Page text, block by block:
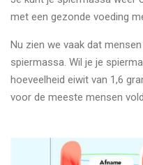
met een gezonde voeding
Nu zien we vaak dat
spiermassa. Wil je je
hoeveelheid eiwit van 1,6
voor de meeste mensen